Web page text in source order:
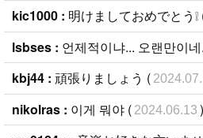
kic1000 : 明けましておめでとう❕
lsbses : 언제적이냐... 오랜만이
kbj44 : 頑張りましょう (
nikolras : 이게 뭐야 ( 2024.06.13 )